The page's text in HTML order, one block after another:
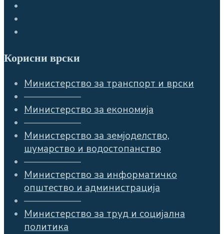
Корисни врски
Министерство за транспорт и врски
——————
Министерство за економија
——————
Министерство за земјоделство,
шумарство и водостопанство
——————
Министерство за информатичко
општество и администрација
——————
Министерство за труд и социјална
политика